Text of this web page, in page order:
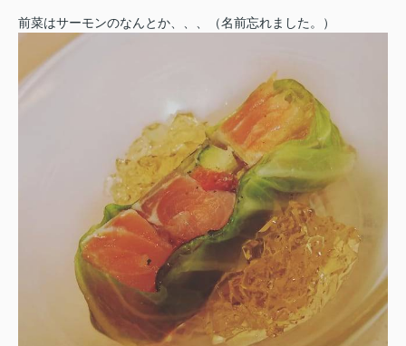
前菜はサーモンのなんとか、、、（名前忘れました。）